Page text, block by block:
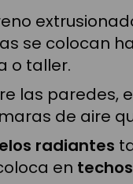
se colocan
o taller.
las paredes,
de aire
radiantes
en techos